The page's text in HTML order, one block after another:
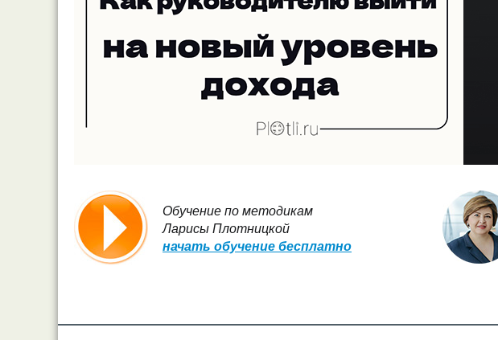
Обучение по методикам
Ларисы Плотницкой
начать обучение бесплатно